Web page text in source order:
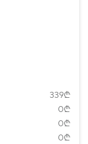
339₾
0₾
0₾
0₾